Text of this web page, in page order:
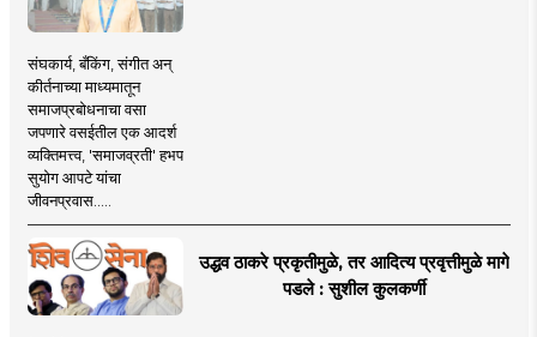
संघकार्य, बँकिंग, संगीत अन्
कीर्तनाच्या माध्यमातून
समाजप्रबोधनाचा वसा
जपणारे वसईतील एक आदर्श
व्यक्तिमत्त्व, 'समाजव्रती' हभप
सुयोग आपटे यांचा
जीवनप्रवास.....
उद्धव ठाकरे प्रकृतीमुळे, तर आदित्य प्रवृत्तीमुळे मागे
पडले : सुशील कुलकर्णी